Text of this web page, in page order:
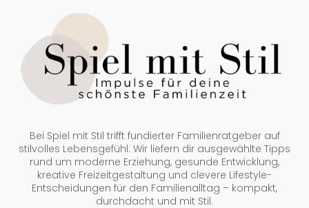
Bei Spiel mit Stil trifft fundierter Familienratgeber auf
stilvolles Lebensgefühl: Wir liefern dir ausgewählte Tipps
rund um moderne Erziehung, gesunde Entwicklung,
kreative Freizeitgestaltung und clevere Lifestyle-
Entscheidungen für den Familienalltag – kompakt,
durchdacht und mit Stil.